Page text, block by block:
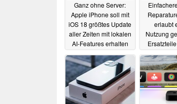
Ganz ohne Server:
Apple iPhone soll mit
iOS 18 größtes Update
aller Zeiten mit lokalen
AI-Features erhalten
15.04.2024
erlaubt
Nutzung
Ersatzteile